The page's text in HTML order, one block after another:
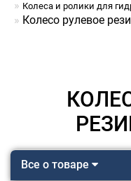
Колеса и ролики для
Колесо рулевое
Все о товаре